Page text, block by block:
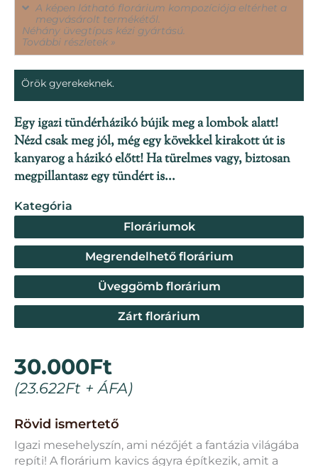
A képen látható florárium kompozíciója eltérhet a
megvásárolt termékétől.
Néhány üvegtípus kézi gyártású.
További részletek »
Örök gyerekeknek.
Egy igazi tündérházikó bújik meg a lombok alatt!
Nézd csak meg jól, még egy kövekkel kirakott út is
kanyarog a házikó előtt! Ha türelmes vagy, biztosan
megpillantasz egy tündért is...
Kategória
Floráriumok
Megrendelhető florárium
Üveggömb florárium
Zárt florárium
30.000Ft
(23.622Ft + ÁFA)
Rövid ismertető
Igazi mesehelyszín, ami nézőjét a fantázia világába
repíti! A florárium kavics ágyra építkezik, amit a